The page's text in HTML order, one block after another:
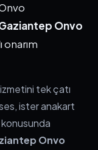
Onvo
onarım
tek çatı
ister anakart
konusunda
Onvo